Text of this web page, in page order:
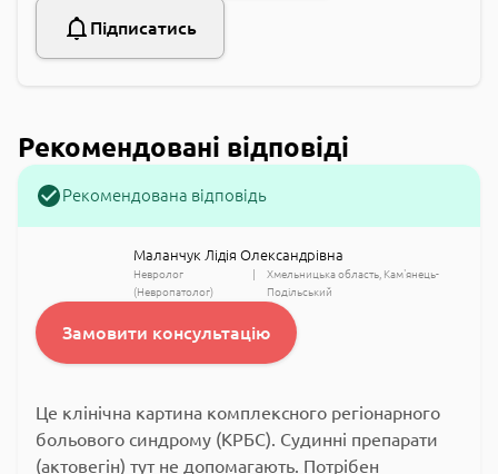
Підписатись
Рекомендовані відповіді
Рекомендована відповідь
Маланчук Лідія Олександрівна
Невролог
(Невропатолог)
Хмельницька область Кам'янець-
Подільський
Замовити консультацію
Це клінічна картина комплексного регіонарного
больового синдрому (КРБС). Судинні препарати
(актовегін) тут не допомагають. Потрібен